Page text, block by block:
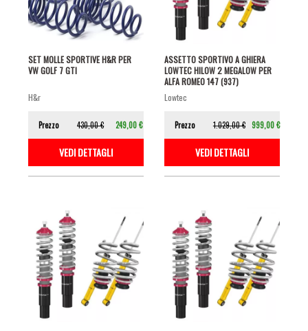
SET MOLLE SPORTIVE H&R PER
VW GOLF 7 GTI
h&r
Prezzo 430,00 € 249,00 €
VEDI DETTAGLI
ASSETTO SPORTIVO A GHIERA
LOWTEC HILOW 2 MEGALOW PER
ALFA ROMEO 147 (937)
lowtec
Prezzo 1.029,00 € 999,00 €
VEDI DETTAGLI